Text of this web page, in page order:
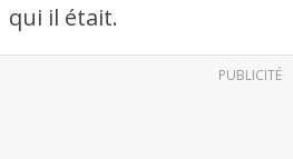
qui il était.
PUBLICITÉ